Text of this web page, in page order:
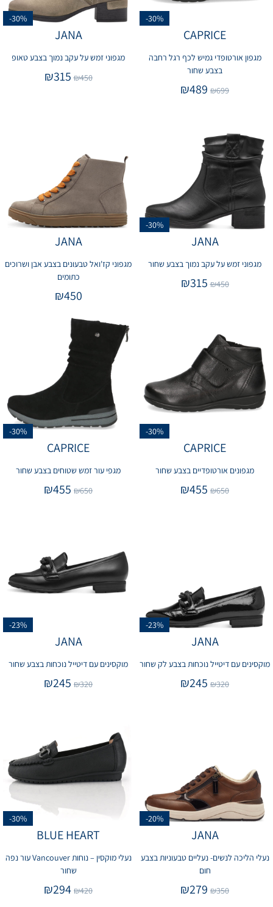
-30%
CAPRICE
מגפון אורטופדי גמיש לכף רגל רחבה
בצבע שחור
₪699
₪489
-30%
JANA
מגפוני זמש על עקב נמוך בצבע טאופ
₪450
₪315
-30%
JANA
מגפוני זמש על עקב נמוך בצבע שחור
₪450
₪315
JANA
מגפוני קז'ואל טבעונים בצבע אבן ושרוכים
כתומים
₪450
-30%
CAPRICE
מגפונים אורטופדיים בצבע שחור
₪650
₪455
-30%
CAPRICE
מגפי עור זמש שטוחים בצבע שחור
₪650
₪455
-23%
JANA
מוקסינים עם דיטייל נוכחות בצבע לק שחור
₪320
₪245
-23%
JANA
מוקסינים עם דיטייל נוכחות בצבע שחור
₪320
₪245
-20%
JANA
נעלי הליכה לנשים- נעליים טבעוניות בצבע
חום
₪350
₪279
-30%
BLUE HEART
נעלי מוקסין – נוחות Vancouver עור נפה
שחור
₪420
₪294